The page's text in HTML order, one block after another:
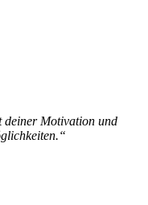
deiner Motivation und